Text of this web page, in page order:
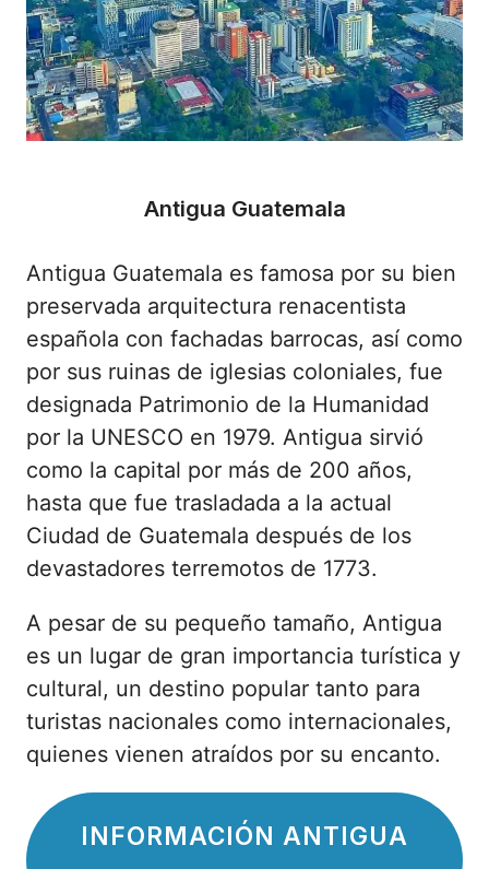
Antigua Guatemala
Antigua Guatemala es famosa por su bien
preservada arquitectura renacentista
española con fachadas barrocas, así como
por sus ruinas de iglesias coloniales, fue
designada Patrimonio de la Humanidad
por la UNESCO en 1979. Antigua sirvió
como la capital por más de 200 años,
hasta que fue trasladada a la actual
Ciudad de Guatemala después de los
devastadores terremotos de 1773.
A pesar de su pequeño tamaño, Antigua
es un lugar de gran importancia turística y
cultural, un destino popular tanto para
turistas nacionales como internacionales,
quienes vienen atraídos por su encanto.
INFORMACIÓN ANTIGUA